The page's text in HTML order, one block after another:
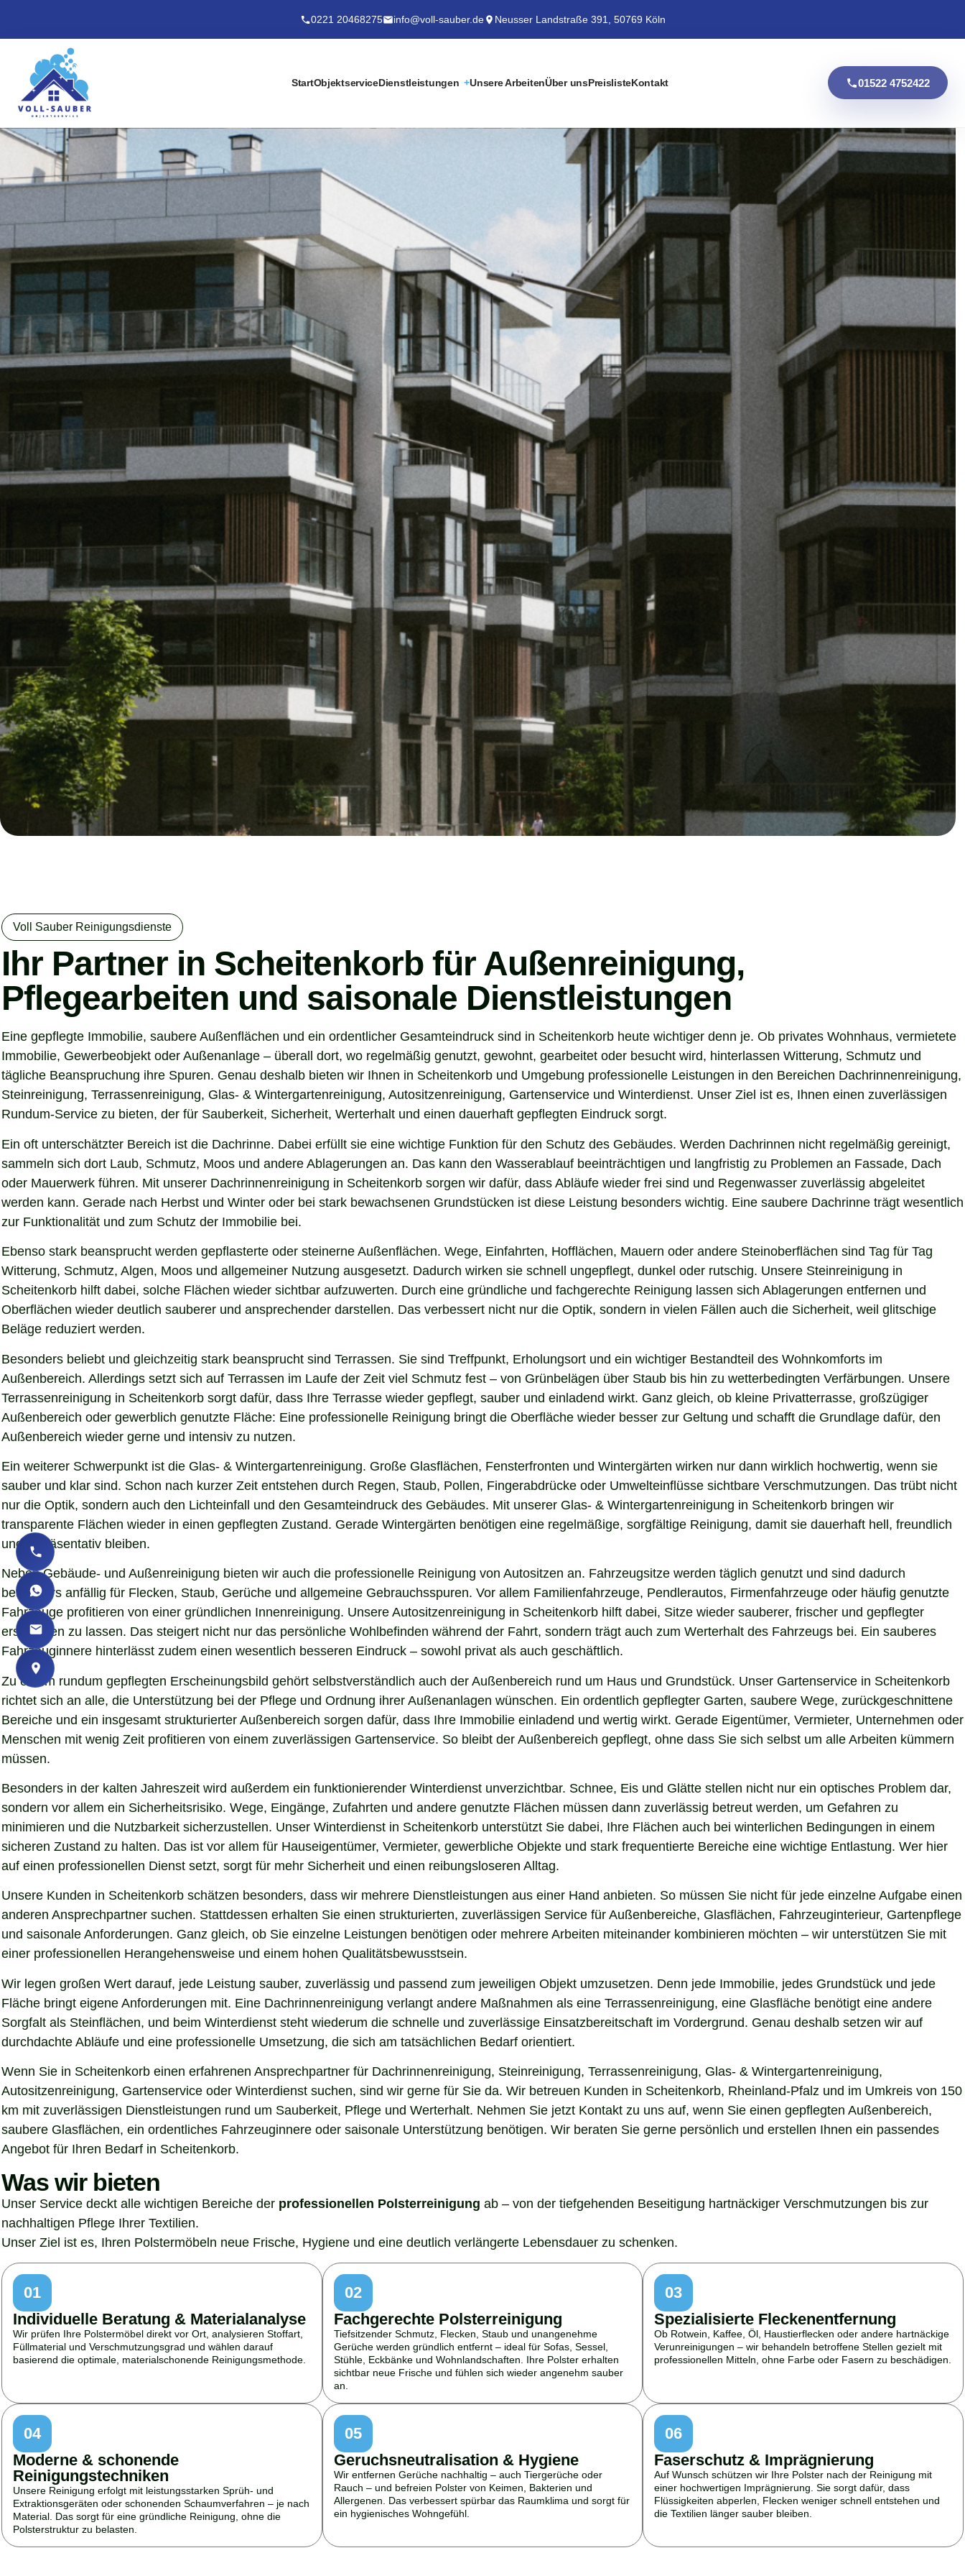
0221 20468275 info@voll-sauber.de Neusser Landstraße 391, 50769 Köln
StartObjektserviceDienstleistungen Unsere ArbeitenÜber unsPreislisteKontakt 01522 4752422
Voll Sauber Reinigungsdienste
Ihr Partner in Scheitenkorb für Außenreinigung,
Pflegearbeiten und saisonale Dienstleistungen
Eine gepflegte Immobilie, saubere Außenflächen und ein ordentlicher Gesamteindruck sind in Scheitenkorb heute wichtiger denn je. Ob privates Wohnhaus, vermietete
Immobilie, Gewerbeobjekt oder Außenanlage – überall dort, wo regelmäßig genutzt, gewohnt, gearbeitet oder besucht wird, hinterlassen Witterung, Schmutz und
tägliche Beanspruchung ihre Spuren. Genau deshalb bieten wir Ihnen in Scheitenkorb und Umgebung professionelle Leistungen in den Bereichen Dachrinnenreinigung,
Steinreinigung, Terrassenreinigung, Glas- & Wintergartenreinigung, Autositzenreinigung, Gartenservice und Winterdienst. Unser Ziel ist es, Ihnen einen zuverlässigen
Rundum-Service zu bieten, der für Sauberkeit, Sicherheit, Werterhalt und einen dauerhaft gepflegten Eindruck sorgt.
Ein oft unterschätzter Bereich ist die Dachrinne. Dabei erfüllt sie eine wichtige Funktion für den Schutz des Gebäudes. Werden Dachrinnen nicht regelmäßig gereinigt,
sammeln sich dort Laub, Schmutz, Moos und andere Ablagerungen an. Das kann den Wasserablauf beeinträchtigen und langfristig zu Problemen an Fassade, Dach
oder Mauerwerk führen. Mit unserer Dachrinnenreinigung in Scheitenkorb sorgen wir dafür, dass Abläufe wieder frei sind und Regenwasser zuverlässig abgeleitet
werden kann. Gerade nach Herbst und Winter oder bei stark bewachsenen Grundstücken ist diese Leistung besonders wichtig. Eine saubere Dachrinne trägt wesentlich
zur Funktionalität und zum Schutz der Immobilie bei.
Ebenso stark beansprucht werden gepflasterte oder steinerne Außenflächen. Wege, Einfahrten, Hofflächen, Mauern oder andere Steinoberflächen sind Tag für Tag
Witterung, Schmutz, Algen, Moos und allgemeiner Nutzung ausgesetzt. Dadurch wirken sie schnell ungepflegt, dunkel oder rutschig. Unsere Steinreinigung in
Scheitenkorb hilft dabei, solche Flächen wieder sichtbar aufzuwerten. Durch eine gründliche und fachgerechte Reinigung lassen sich Ablagerungen entfernen und
Oberflächen wieder deutlich sauberer und ansprechender darstellen. Das verbessert nicht nur die Optik, sondern in vielen Fällen auch die Sicherheit, weil glitschige
Beläge reduziert werden.
Besonders beliebt und gleichzeitig stark beansprucht sind Terrassen. Sie sind Treffpunkt, Erholungsort und ein wichtiger Bestandteil des Wohnkomforts im
Außenbereich. Allerdings setzt sich auf Terrassen im Laufe der Zeit viel Schmutz fest – von Grünbelägen über Staub bis hin zu wetterbedingten Verfärbungen. Unsere
Terrassenreinigung in Scheitenkorb sorgt dafür, dass Ihre Terrasse wieder gepflegt, sauber und einladend wirkt. Ganz gleich, ob kleine Privatterrasse, großzügiger
Außenbereich oder gewerblich genutzte Fläche: Eine professionelle Reinigung bringt die Oberfläche wieder besser zur Geltung und schafft die Grundlage dafür, den
Außenbereich wieder gerne und intensiv zu nutzen.
Ein weiterer Schwerpunkt ist die Glas- & Wintergartenreinigung. Große Glasflächen, Fensterfronten und Wintergärten wirken nur dann wirklich hochwertig, wenn sie
sauber und klar sind. Schon nach kurzer Zeit entstehen durch Regen, Staub, Pollen, Fingerabdrücke oder Umwelteinflüsse sichtbare Verschmutzungen. Das trübt nicht
nur die Optik, sondern auch den Lichteinfall und den Gesamteindruck des Gebäudes. Mit unserer Glas- & Wintergartenreinigung in Scheitenkorb bringen wir
transparente Flächen wieder in einen gepflegten Zustand. Gerade Wintergärten benötigen eine regelmäßige, sorgfältige Reinigung, damit sie dauerhaft hell, freundlich
und repräsentativ bleiben.
Neben Gebäude- und Außenreinigung bieten wir auch die professionelle Reinigung von Autositzen an. Fahrzeugsitze werden täglich genutzt und sind dadurch
besonders anfällig für Flecken, Staub, Gerüche und allgemeine Gebrauchsspuren. Vor allem Familienfahrzeuge, Pendlerautos, Firmenfahrzeuge oder häufig genutzte
Fahrzeuge profitieren von einer gründlichen Innenreinigung. Unsere Autositzenreinigung in Scheitenkorb hilft dabei, Sitze wieder sauberer, frischer und gepflegter
erscheinen zu lassen. Das steigert nicht nur das persönliche Wohlbefinden während der Fahrt, sondern trägt auch zum Werterhalt des Fahrzeugs bei. Ein sauberes
Fahrzeuginnere hinterlässt zudem einen wesentlich besseren Eindruck – sowohl privat als auch geschäftlich.
Zu einem rundum gepflegten Erscheinungsbild gehört selbstverständlich auch der Außenbereich rund um Haus und Grundstück. Unser Gartenservice in Scheitenkorb
richtet sich an alle, die Unterstützung bei der Pflege und Ordnung ihrer Außenanlagen wünschen. Ein ordentlich gepflegter Garten, saubere Wege, zurückgeschnittene
Bereiche und ein insgesamt strukturierter Außenbereich sorgen dafür, dass Ihre Immobilie einladend und wertig wirkt. Gerade Eigentümer, Vermieter, Unternehmen oder
Menschen mit wenig Zeit profitieren von einem zuverlässigen Gartenservice. So bleibt der Außenbereich gepflegt, ohne dass Sie sich selbst um alle Arbeiten kümmern
müssen.
Besonders in der kalten Jahreszeit wird außerdem ein funktionierender Winterdienst unverzichtbar. Schnee, Eis und Glätte stellen nicht nur ein optisches Problem dar,
sondern vor allem ein Sicherheitsrisiko. Wege, Eingänge, Zufahrten und andere genutzte Flächen müssen dann zuverlässig betreut werden, um Gefahren zu
minimieren und die Nutzbarkeit sicherzustellen. Unser Winterdienst in Scheitenkorb unterstützt Sie dabei, Ihre Flächen auch bei winterlichen Bedingungen in einem
sicheren Zustand zu halten. Das ist vor allem für Hauseigentümer, Vermieter, gewerbliche Objekte und stark frequentierte Bereiche eine wichtige Entlastung. Wer hier
auf einen professionellen Dienst setzt, sorgt für mehr Sicherheit und einen reibungsloseren Alltag.
Unsere Kunden in Scheitenkorb schätzen besonders, dass wir mehrere Dienstleistungen aus einer Hand anbieten. So müssen Sie nicht für jede einzelne Aufgabe einen
anderen Ansprechpartner suchen. Stattdessen erhalten Sie einen strukturierten, zuverlässigen Service für Außenbereiche, Glasflächen, Fahrzeuginterieur, Gartenpflege
und saisonale Anforderungen. Ganz gleich, ob Sie einzelne Leistungen benötigen oder mehrere Arbeiten miteinander kombinieren möchten – wir unterstützen Sie mit
einer professionellen Herangehensweise und einem hohen Qualitätsbewusstsein.
Wir legen großen Wert darauf, jede Leistung sauber, zuverlässig und passend zum jeweiligen Objekt umzusetzen. Denn jede Immobilie, jedes Grundstück und jede
Fläche bringt eigene Anforderungen mit. Eine Dachrinnenreinigung verlangt andere Maßnahmen als eine Terrassenreinigung, eine Glasfläche benötigt eine andere
Sorgfalt als Steinflächen, und beim Winterdienst steht wiederum die schnelle und zuverlässige Einsatzbereitschaft im Vordergrund. Genau deshalb setzen wir auf
durchdachte Abläufe und eine professionelle Umsetzung, die sich am tatsächlichen Bedarf orientiert.
Wenn Sie in Scheitenkorb einen erfahrenen Ansprechpartner für Dachrinnenreinigung, Steinreinigung, Terrassenreinigung, Glas- & Wintergartenreinigung,
Autositzenreinigung, Gartenservice oder Winterdienst suchen, sind wir gerne für Sie da. Wir betreuen Kunden in Scheitenkorb, Rheinland-Pfalz und im Umkreis von 150
km mit zuverlässigen Dienstleistungen rund um Sauberkeit, Pflege und Werterhalt. Nehmen Sie jetzt Kontakt zu uns auf, wenn Sie einen gepflegten Außenbereich,
saubere Glasflächen, ein ordentliches Fahrzeuginnere oder saisonale Unterstützung benötigen. Wir beraten Sie gerne persönlich und erstellen Ihnen ein passendes
Angebot für Ihren Bedarf in Scheitenkorb.
Was wir bieten
Unser Service deckt alle wichtigen Bereiche der professionellen Polsterreinigung ab – von der tiefgehenden Beseitigung hartnäckiger Verschmutzungen bis zur
nachhaltigen Pflege Ihrer Textilien.
Unser Ziel ist es, Ihren Polstermöbeln neue Frische, Hygiene und eine deutlich verlängerte Lebensdauer zu schenken.
01
Individuelle Beratung & Materialanalyse
Wir prüfen Ihre Polstermöbel direkt vor Ort, analysieren Stoffart,
Füllmaterial und Verschmutzungsgrad und wählen darauf
basierend die optimale, materialschonende Reinigungsmethode.
02
Fachgerechte Polsterreinigung
Tiefsitzender Schmutz, Flecken, Staub und unangenehme
Gerüche werden gründlich entfernt – ideal für Sofas, Sessel,
Stühle, Eckbänke und Wohnlandschaften. Ihre Polster erhalten
sichtbar neue Frische und fühlen sich wieder angenehm sauber
an.
03
Spezialisierte Fleckenentfernung
Ob Rotwein, Kaffee, Öl, Haustierflecken oder andere hartnäckige
Verunreinigungen – wir behandeln betroffene Stellen gezielt mit
professionellen Mitteln, ohne Farbe oder Fasern zu beschädigen.
04
Moderne & schonende
Reinigungstechniken
Unsere Reinigung erfolgt mit leistungsstarken Sprüh- und
Extraktionsgeräten oder schonenden Schaumverfahren – je nach
Material. Das sorgt für eine gründliche Reinigung, ohne die
Polsterstruktur zu belasten.
05
Geruchsneutralisation & Hygiene
Wir entfernen Gerüche nachhaltig – auch Tiergerüche oder
Rauch – und befreien Polster von Keimen, Bakterien und
Allergenen. Das verbessert spürbar das Raumklima und sorgt für
ein hygienisches Wohngefühl.
06
Faserschutz & Imprägnierung
Auf Wunsch schützen wir Ihre Polster nach der Reinigung mit
einer hochwertigen Imprägnierung. Sie sorgt dafür, dass
Flüssigkeiten abperlen, Flecken weniger schnell entstehen und
die Textilien länger sauber bleiben.